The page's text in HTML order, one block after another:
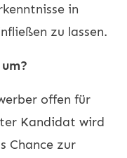
in
zu lassen.
offen für
Kandidat wird
Chance zur